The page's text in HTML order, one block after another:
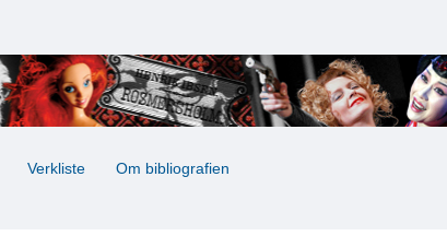
Verkliste Om bibliografien